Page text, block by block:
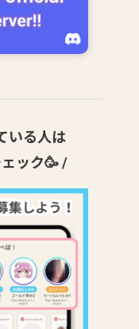
いる人は
ック🥳 /